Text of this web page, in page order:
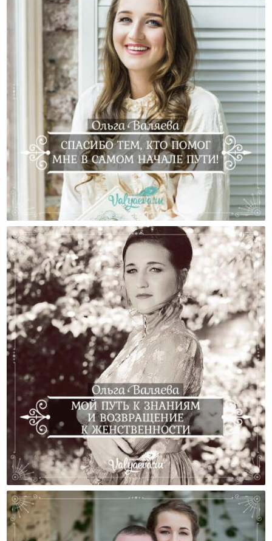
Спасибо Тем, Кто Помог Мне В Самом Начале Пути!
Мой Путь К Знаниям И Возвращение К
Женственности